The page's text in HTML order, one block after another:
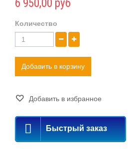
6 950,00 руб
Количество
Добавить в корзину
Добавить в избранное
Быстрый заказ